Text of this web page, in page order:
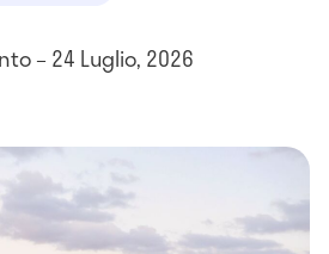
– 24 Luglio, 2026